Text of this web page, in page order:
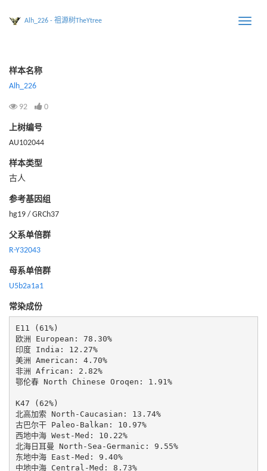
Toggle
Alh_226 - 祖源树TheYtree
样本名称
Alh_226
92 0
上树编号
AU102044
样本类型
古人
参考基因组
hg19 / GRCh37
父系单倍群
R-Y32043
母系单倍群
U5b2a1a1
常染成份
E11 (61%)
欧洲 European: 78.30%
印度 India: 12.27%
美洲 American: 4.70%
非洲 African: 2.82%
鄂伦春 North Chinese Oroqen: 1.91%
K47 (62%)
北高加索 North-Caucasian: 13.74%
古巴尔干 Paleo-Balkan: 10.97%
西地中海 West-Med: 10.22%
北海日耳曼 North-Sea-Germanic: 9.55%
东地中海 East-Med: 9.40%
中地中海 Central-Med: 8.73%